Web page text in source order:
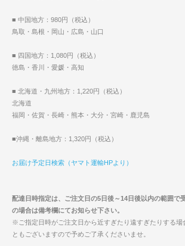
■ 中国地方：980円（税込）
鳥取・島根・岡山・広島・山口
■ 四国地方：1,080円（税込）
徳島・香川・愛媛・高知
■ 北海道・九州地方：1,220円（税込）
北海道
福岡・佐賀・長崎・熊本・大分・宮崎・鹿児島
■沖縄・離島地方：1,320円（税込）
お届け予定日検索（ヤマト運輸HPより）
配達日時指定は、ご注文日の5日後～14日後以内の範囲で
の場合は備考欄にてお知らせ下さい。
※ご指定日時がご注文日から近すぎたり遠すぎたりする場
ともございますので予めご了承くださいませ。